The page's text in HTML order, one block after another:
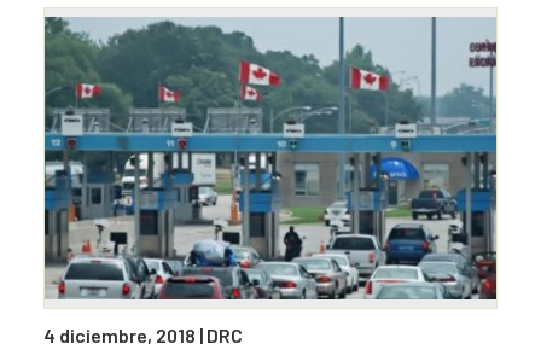
4 diciembre, 2018 | DRC